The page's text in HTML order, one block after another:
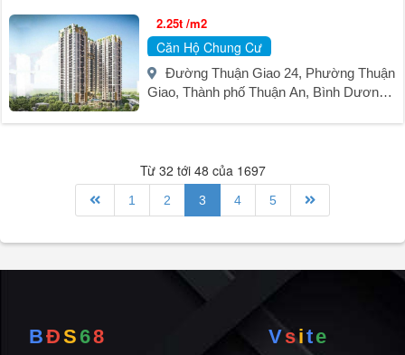
2.25t /m2
Căn Hộ Chung Cư
Đường Thuận Giao 24, Phường Thuận
Giao, Thành phố Thuận An, Bình Dương.
Từ 32 tới 48 của 1697
1 2 3 4 5
BĐS68 Vsite